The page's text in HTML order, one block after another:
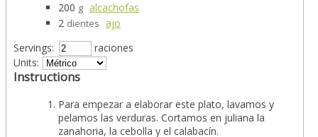
200 g alcachofas
2 dientes ajo
Servings:
raciones
Units:
Instructions
Para empezar a elaborar este plato, lavamos y
pelamos las verduras. Cortamos en juliana la
zanahoria, la cebolla y el calabacín.